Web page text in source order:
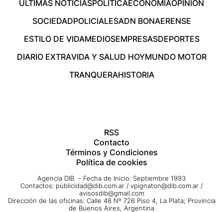
ÚLTIMAS NOTICIASPOLÍTICAECONOMÍAOPINIÓN
SOCIEDADPOLICIALESADN BONAERENSE
ESTILO DE VIDAMEDIOSEMPRESASDEPORTES
DIARIO EXTRAVIDA Y SALUD HOYMUNDO MOTOR
TRANQUERAHISTORIA
RSS
Contacto
Términos y Condiciones
Política de cookies
Agencia DIB - Fecha de Inicio: Septiembre 1993
Contactos: publicidad@dib.com.ar / vpignaton@dib.com.ar /
avisosdib@gmail.com
Dirección de las oficinas: Calle 48 Nº 726 Piso 4, La Plata; Provincia
de Buenos Aires, Argentina